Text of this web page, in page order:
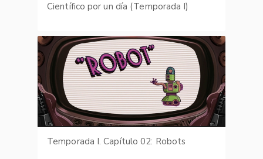
Científico por un día (Temporada I)
Temporada I. Capítulo 02: Robots